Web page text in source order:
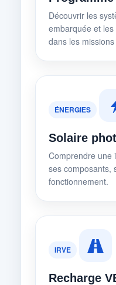
Découvrir les
embarquée et
dans les
ÉNERGIES
Solaire
Comprendre une
ses composants,
fonctionnement.
IRVE
Recharge